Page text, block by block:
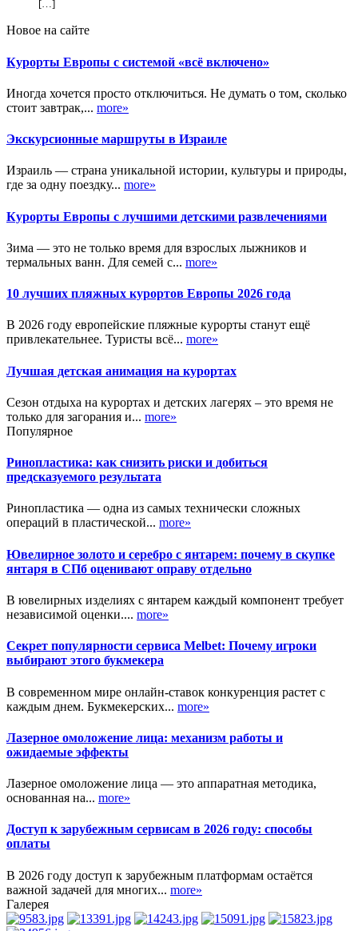
[…]
Новое на сайте
Курорты Европы с системой «всё включено»
Иногда хочется просто отключиться. Не думать о том, сколько
стоит завтрак,... more»
Экскурсионные маршруты в Израиле
Израиль — страна уникальной истории, культуры и природы,
где за одну поездку... more»
Курорты Европы с лучшими детскими развлечениями
Зима — это не только время для взрослых лыжников и
термальных ванн. Для семей с... more»
10 лучших пляжных курортов Европы 2026 года
В 2026 году европейские пляжные курорты станут ещё
привлекательнее. Туристы всё... more»
Лучшая детская анимация на курортах
Сезон отдыха на курортах и детских лагерях – это время не
только для загорания и... more»
Популярное
Ринопластика: как снизить риски и добиться
предсказуемого результата
Ринопластика — одна из самых технически сложных
операций в пластической... more»
Ювелирное золото и серебро с янтарем: почему в скупке
янтаря в СПб оценивают оправу отдельно
В ювелирных изделиях с янтарем каждый компонент требует
независимой оценки.... more»
Секрет популярности сервиса Melbet: Почему игроки
выбирают этого букмекера
В современном мире онлайн-ставок конкуренция растет с
каждым днем. Букмекерских... more»
Лазерное омоложение лица: механизм работы и
ожидаемые эффекты
Лазерное омоложение лица — это аппаратная методика,
основанная на... more»
Доступ к зарубежным сервисам в 2026 году: способы
оплаты
В 2026 году доступ к зарубежным платформам остаётся
важной задачей для многих... more»
Галерея